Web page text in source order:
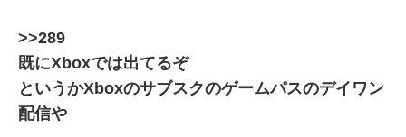
>>289
既にXboxでは出てるぞ
というかXboxのサブスクのゲームパスのデイワン
配信や